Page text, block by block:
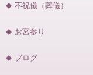
不祝儀（葬儀）
お宮参り
ブログ